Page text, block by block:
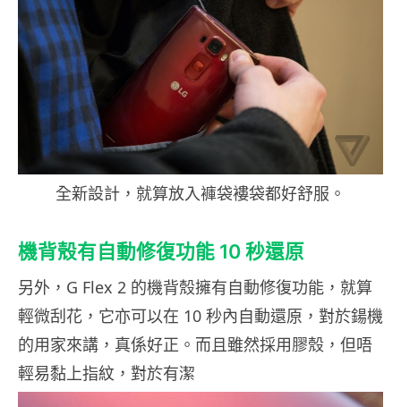
全新設計，就算放入褲袋褸袋都好舒服。
機背殼有自動修復功能 10 秒還原
另外，G Flex 2 的機背殼擁有自動修復功能，就算
輕微刮花，它亦可以在 10 秒內自動還原，對於鍚機
的用家來講，真係好正。而且雖然採用膠殼，但唔
輕易黏上指紋，對於有潔